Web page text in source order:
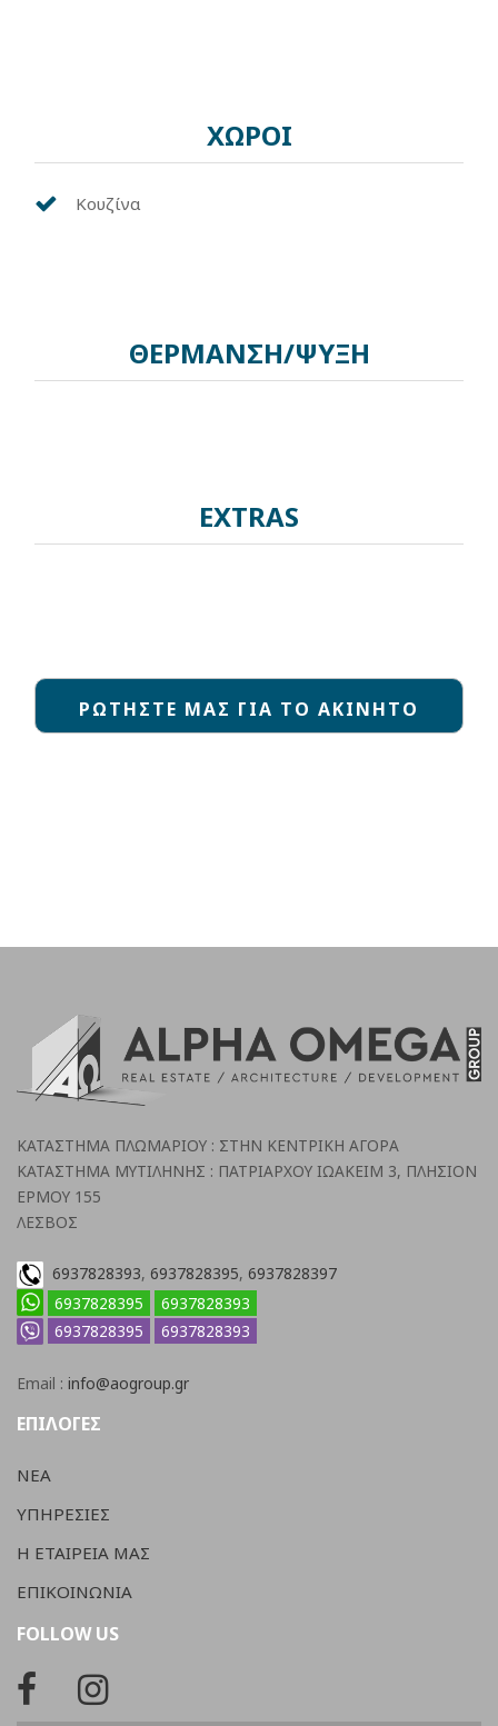
ΧΩΡΟΙ
Κουζίνα
ΘΕΡΜΑΝΣΗ/ΨΥΞΗ
EXTRAS
ΡΩΤΗΣΤΕ ΜΑΣ ΓΙΑ ΤΟ ΑΚΙΝΗΤΟ
ΚΑΤΑΣΤΗΜΑ ΠΛΩΜΑΡΙΟΥ : ΣΤΗΝ ΚΕΝΤΡΙΚΗ ΑΓΟΡΑ
ΚΑΤΑΣΤΗΜΑ ΜΥΤΙΛΗΝΗΣ : ΠΑΤΡΙΑΡΧΟΥ ΙΩΑΚΕΙΜ 3, ΠΛΗΣΙΟΝ
ΕΡΜΟΥ 155
ΛΕΣΒΟΣ
6937828393, 6937828395, 6937828397
6937828395
6937828393
6937828395
6937828393
Email : info@aogroup.gr
ΕΠΙΛΟΓΕΣ
ΝΕΑ
ΥΠΗΡΕΣΙΕΣ
Η ΕΤΑΙΡΕΙΑ ΜΑΣ
ΕΠΙΚΟΙΝΩΝΙΑ
FOLLOW US